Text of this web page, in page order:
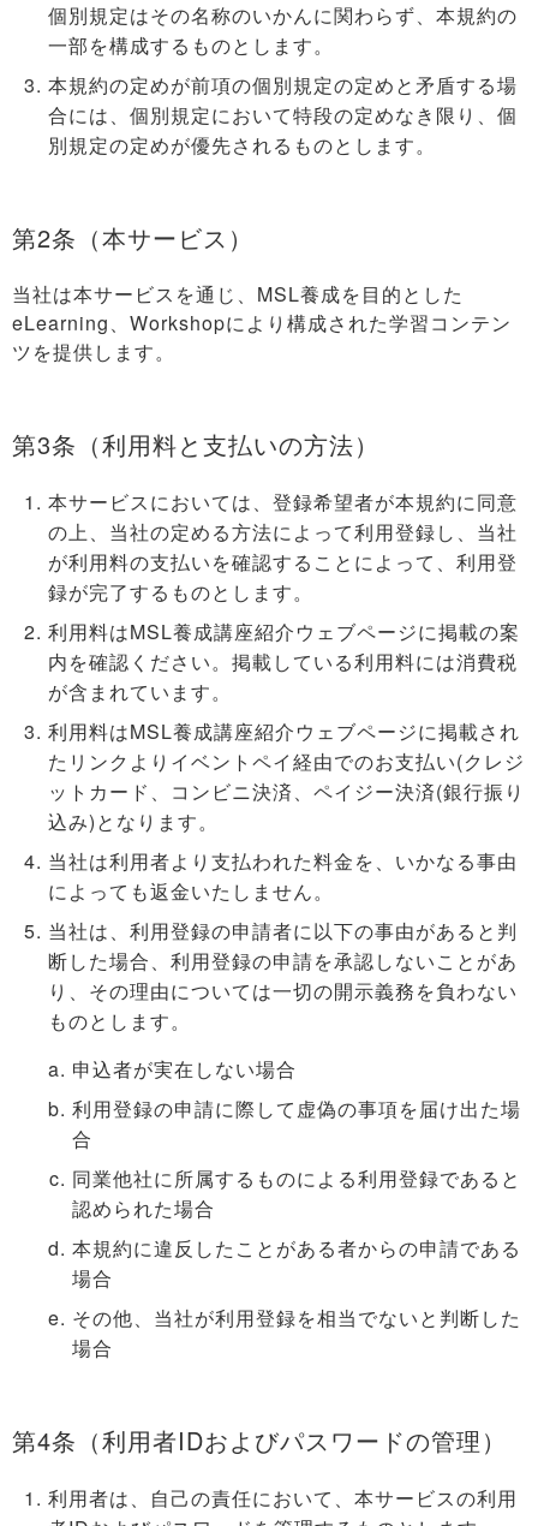
個別規定はその名称のいかんに関わらず、本規約の
一部を構成するものとします。
本規約の定めが前項の個別規定の定めと矛盾する場
合には、個別規定において特段の定めなき限り、個
別規定の定めが優先されるものとします。
第2条（本サービス）
当社は本サービスを通じ、MSL養成を目的とした
eLearning、Workshopにより構成された学習コンテン
ツを提供します。
第3条（利用料と支払いの方法）
本サービスにおいては、登録希望者が本規約に同意
の上、当社の定める方法によって利用登録し、当社
が利用料の支払いを確認することによって、利用登
録が完了するものとします。
利用料はMSL養成講座紹介ウェブページに掲載の案
内を確認ください。掲載している利用料には消費税
が含まれています。
利用料はMSL養成講座紹介ウェブページに掲載され
たリンクよりイベントペイ経由でのお支払い(クレジ
ットカード、コンビニ決済、ペイジー決済(銀行振り
込み)となります。
当社は利用者より支払われた料金を、いかなる事由
によっても返金いたしません。
当社は、利用登録の申請者に以下の事由があると判
断した場合、利用登録の申請を承認しないことがあ
り、その理由については一切の開示義務を負わない
ものとします。
申込者が実在しない場合
利用登録の申請に際して虚偽の事項を届け出た場
合
同業他社に所属するものによる利用登録であると
認められた場合
本規約に違反したことがある者からの申請である
場合
その他、当社が利用登録を相当でないと判断した
場合
第4条（利用者IDおよびパスワードの管理）
利用者は、自己の責任において、本サービスの利用